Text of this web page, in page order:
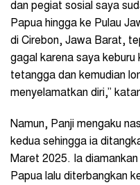
dan pegiat sosial saya
Papua hingga ke Pulau
di Cirebon, Jawa Barat,
gagal karena saya keburu
tetangga dan kemudian
menyelamatkan diri,”
Namun, Panji mengaku
kedua sehingga ia
Maret 2025. Ia
Papua lalu diterbangkan